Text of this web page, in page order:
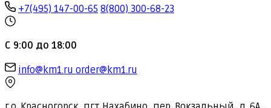
+7(495) 147-00-65 8(800) 300-68-23
С 9:00 до 18:00
info@km1.ru order@km1.ru